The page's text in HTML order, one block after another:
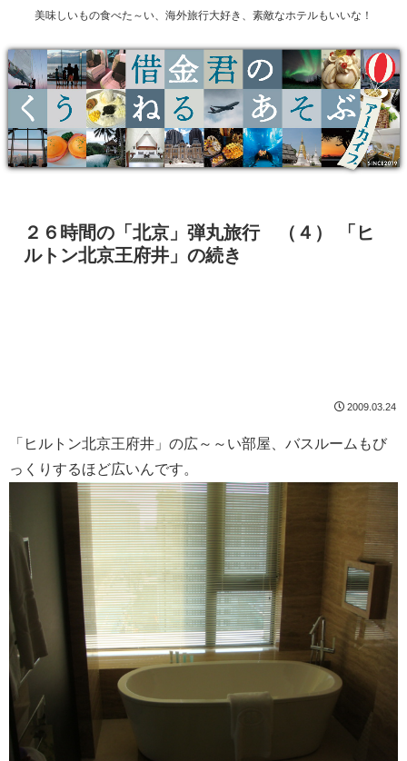
美味しいもの食べた～い、海外旅行大好き、素敵なホテルもいいな！
２６時間の「北京」弾丸旅行 （４） 「ヒ
ルトン北京王府井」の続き
2009.03.24
「ヒルトン北京王府井」の広～～い部屋、バスルームもび
っくりするほど広いんです。